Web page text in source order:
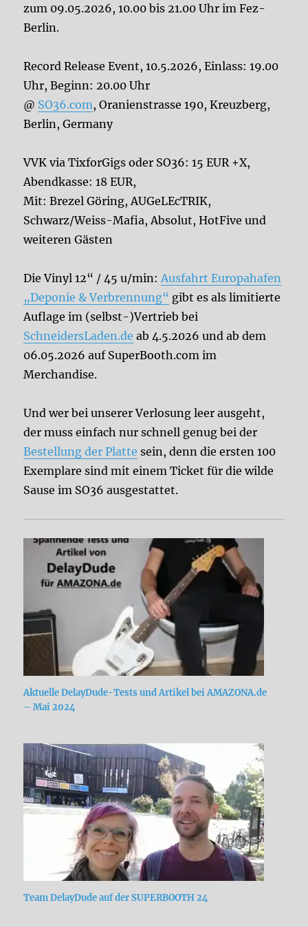
zum 09.05.2026, 10.00 bis 21.00 Uhr im Fez-
Berlin.
Record Release Event, 10.5.2026, Einlass: 19.00
Uhr, Beginn: 20.00 Uhr
@ SO36.com, Oranienstrasse 190, Kreuzberg,
Berlin, Germany
VVK via TixforGigs oder SO36: 15 EUR +X,
Abendkasse: 18 EUR,
Mit: Brezel Göring, AUGeLEcTRIK,
Schwarz/Weiss-Mafia, Absolut, HotFive und
weiteren Gästen
Die Vinyl 12“ / 45 u/min: Ausfahrt Europahafen
„Deponie & Verbrennung“ gibt es als limitierte
Auflage im (selbst-)Vertrieb bei
SchneidersLaden.de ab 4.5.2026 und ab dem
06.05.2026 auf SuperBooth.com im
Merchandise.
Und wer bei unserer Verlosung leer ausgeht,
der muss einfach nur schnell genug bei der
Bestellung der Platte sein, denn die ersten 100
Exemplare sind mit einem Ticket für die wilde
Sause im SO36 ausgestattet.
Aktuelle DelayDude-Tests und Artikel bei AMAZONA.de
– Mai 2024
Team DelayDude auf der SUPERBOOTH 24